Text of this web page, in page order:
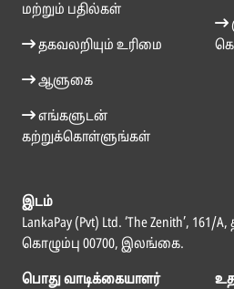
மற்றும் பதில்கள்
தகவலறியும் உரிமை
ஆளுகை
எங்களுடன்
கற்றுக்கொள்ளுங்கள்
இடம்
LankaPay (Pvt) Ltd. ‘The Zenith’,
கொழும்பு 00700, இலங்கை.
பொது வாடிக்கையாளர்